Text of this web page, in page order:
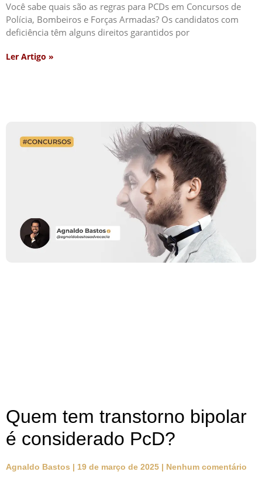
Você sabe quais são as regras para PCDs em Concursos de
Polícia, Bombeiros e Forças Armadas? Os candidatos com
deficiência têm alguns direitos garantidos por
Ler Artigo »
Quem tem transtorno bipolar
é considerado PcD?
Agnaldo Bastos 19 de março de 2025 Nenhum comentário